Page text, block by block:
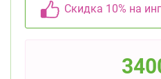
Скидка 10% на